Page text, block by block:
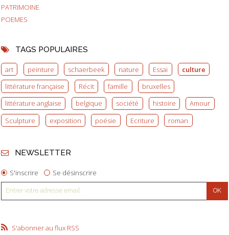
PATRIMOINE
POEMES
TAGS POPULAIRES
art peinture schaerbeek nature Essai
culture
littérature française
Récit famille
bruxelles
littérature anglaise
belgique société histoire
Amour
Sculpture
exposition poésie Ecriture roman
NEWSLETTER
S'inscrire Se désinscrire
S'abonner au flux RSS